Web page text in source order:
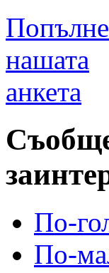
нашата
анкета
По-
По-